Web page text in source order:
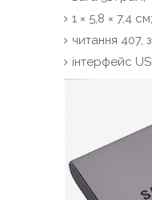
1 × 5,8 × 7,4 см;
читання 407,
інтерфейс